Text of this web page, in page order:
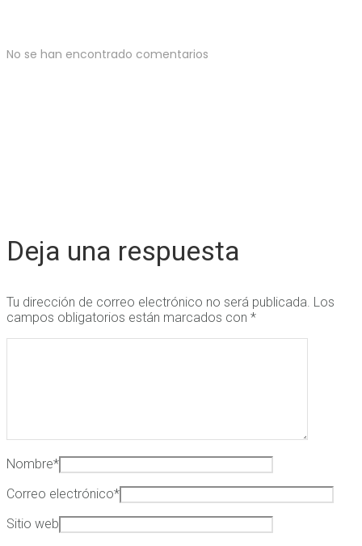
No se han encontrado comentarios
Deja una respuesta
Tu dirección de correo electrónico no será publicada. Los
campos obligatorios están marcados con *
Nombre*
Correo electrónico*
Sitio web